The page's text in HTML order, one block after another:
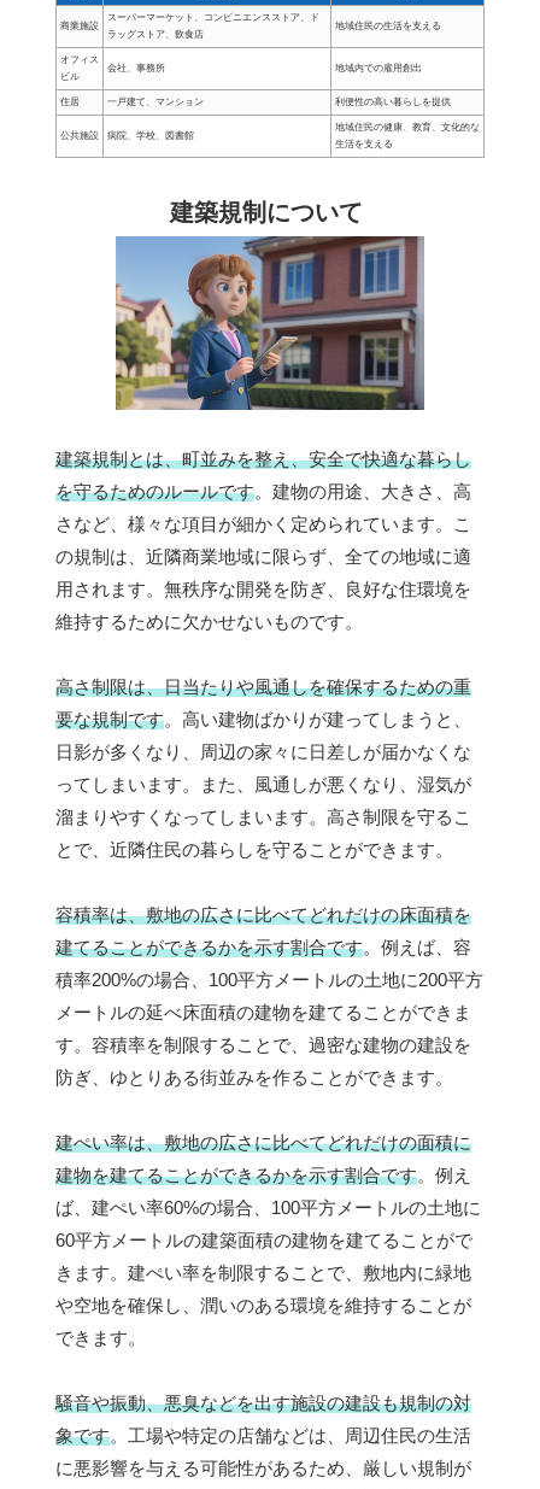
商業施設
スーパーマーケット、コンビニエンスストア、ド
ラッグストア、飲食店
地域住民の生活を支える
オフィス
ビル
会社、事務所 地域内での雇用創出
住居 一戸建て、マンション 利便性の高い暮らしを提供
公共施設 病院、学校、図書館
地域住民の健康、教育、文化的な
生活を支える
建築規制について
建築規制とは、町並みを整え、安全で快適な暮らし
を守るためのルールです。建物の用途、大きさ、高
さなど、様々な項目が細かく定められています。こ
の規制は、近隣商業地域に限らず、全ての地域に適
用されます。無秩序な開発を防ぎ、良好な住環境を
維持するために欠かせないものです。
高さ制限は、日当たりや風通しを確保するための重
要な規制です。高い建物ばかりが建ってしまうと、
日影が多くなり、周辺の家々に日差しが届かなくな
ってしまいます。また、風通しが悪くなり、湿気が
溜まりやすくなってしまいます。高さ制限を守るこ
とで、近隣住民の暮らしを守ることができます。
容積率は、敷地の広さに比べてどれだけの床面積を
建てることができるかを示す割合です。例えば、容
積率200%の場合、100平方メートルの土地に200平方
メートルの延べ床面積の建物を建てることができま
す。容積率を制限することで、過密な建物の建設を
防ぎ、ゆとりある街並みを作ることができます。
建ぺい率は、敷地の広さに比べてどれだけの面積に
建物を建てることができるかを示す割合です。例え
ば、建ぺい率60%の場合、100平方メートルの土地に
60平方メートルの建築面積の建物を建てることがで
きます。建ぺい率を制限することで、敷地内に緑地
や空地を確保し、潤いのある環境を維持することが
できます。
騒音や振動、悪臭などを出す施設の建設も規制の対
象です。工場や特定の店舗などは、周辺住民の生活
に悪影響を与える可能性があるため、厳しい規制が